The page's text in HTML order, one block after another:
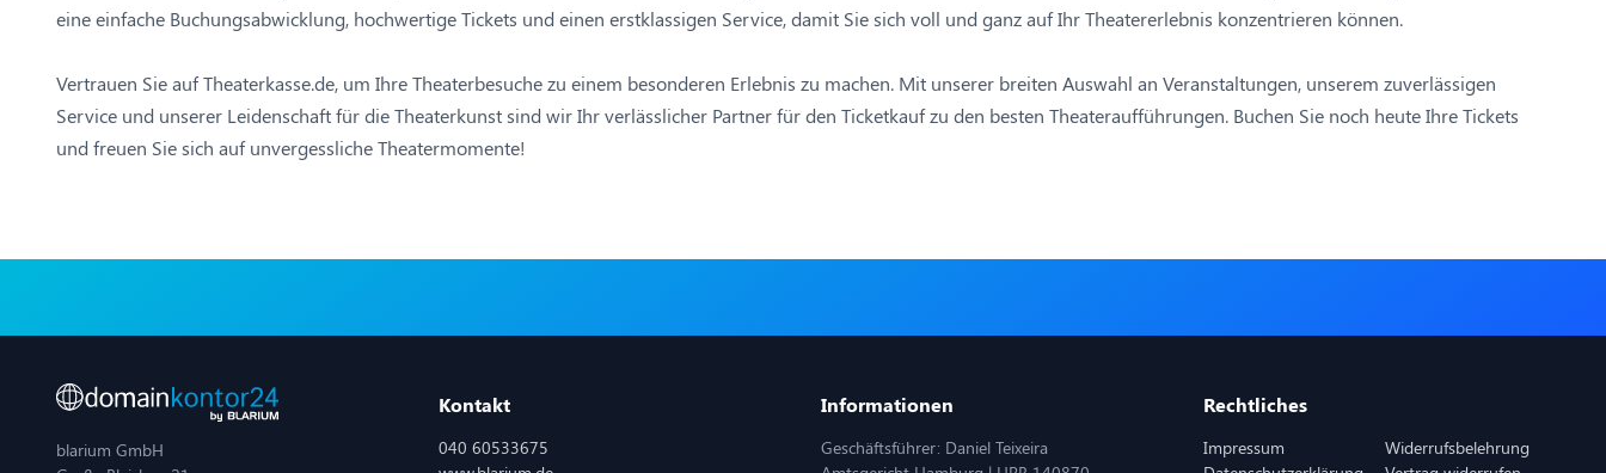
eine einfache Buchungsabwicklung, hochwertige Tickets und einen erstklassigen Service, damit Sie sich voll und ganz auf Ihr Theatererlebnis konzentrieren können.
Vertrauen Sie auf Theaterkasse.de, um Ihre Theaterbesuche zu einem besonderen Erlebnis zu machen. Mit unserer breiten Auswahl an Veranstaltungen, unserem zuverlässigen
Service und unserer Leidenschaft für die Theaterkunst sind wir Ihr verlässlicher Partner für den Ticketkauf zu den besten Theateraufführungen. Buchen Sie noch heute Ihre Tickets
und freuen Sie sich auf unvergessliche Theatermomente!
blarium GmbH
Kontakt
040 60533675
Informationen
Geschäftsführer: Daniel Teixeira
Rechtliches
Impressum
Widerrufsbelehrung